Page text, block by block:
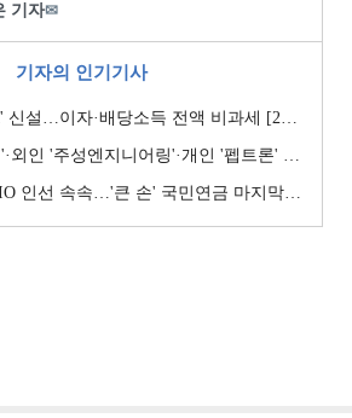
기자✉
기자의 인기기사
이자·배당소득 전액 비과세 [2026 세제개편안]
어링'·개인 '펩트론' 1위 [주간 코스닥 순매수- 2026년 7월27일~7월31일]
인선 속속…'큰 손' 국민연금 마지막 타자